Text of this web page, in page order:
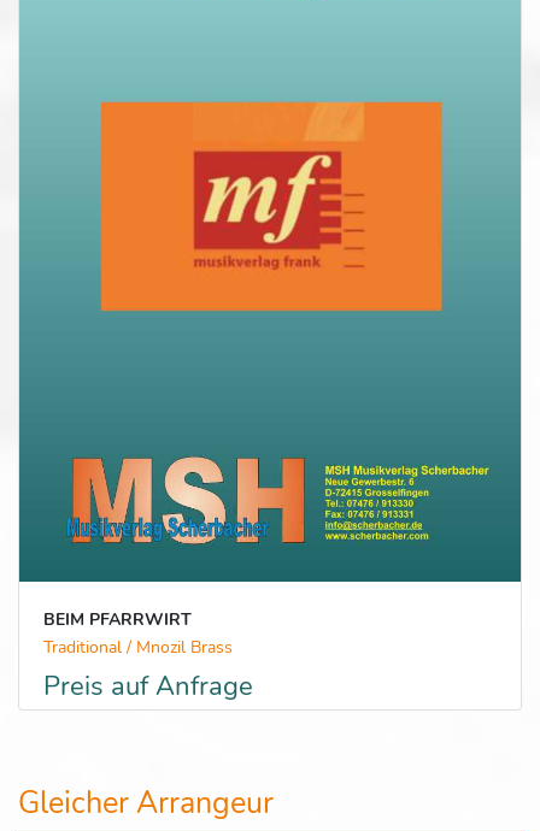
BEIM PFARRWIRT
Traditional / Mnozil Brass
Preis auf Anfrage
Gleicher Arrangeur